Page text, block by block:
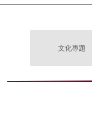
文化專題